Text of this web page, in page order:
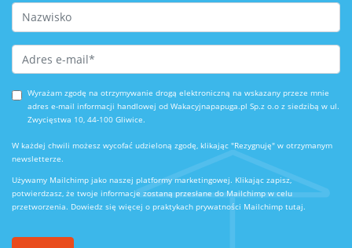
Last Name
Email Address *
Wyrażam zgodę na otrzymywanie drogą elektroniczną na wskazany przeze mnie
adres e-mail informacji handlowej od Wakacyjnapapuga.pl Sp.z o.o z siedzibą w ul.
Zwycięstwa 10, 44-100 Gliwice.
W każdej chwili możesz wycofać udzieloną zgodę, klikając "Rezygnuję" w otrzymanym
newsletterze.
Używamy Mailchimp jako naszej platformy marketingowej. Klikając zapisz,
potwierdzasz, że twoje informacje zostaną przesłane do Mailchimp w celu
przetworzenia. Dowiedz się więcej o praktykach prywatności Mailchimp tutaj.